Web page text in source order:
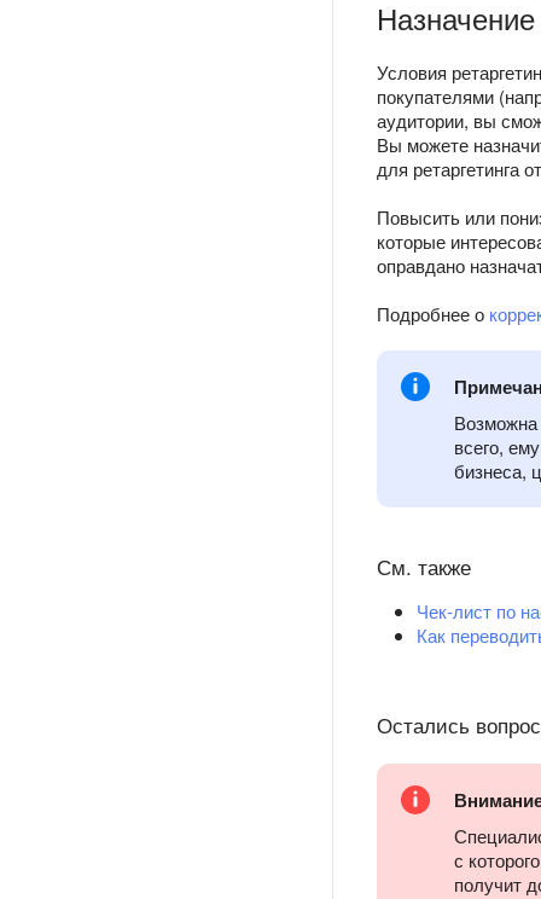
Условия
покупателями
аудитории, вы
Вы можете
для ретаргетинга
Повысить или
которые
оправдано
Подробнее о
Возможна
всего,
бизнеса,
См. также
Чек-лист по
Как
Остались
с
получит